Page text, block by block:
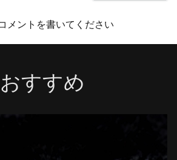
メントを書いてください
すすめ